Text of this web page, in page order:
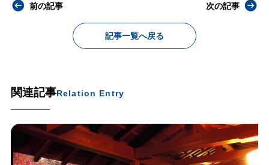
前の記事
記事一覧へ戻る
次の記事
関連記事Relation Entry